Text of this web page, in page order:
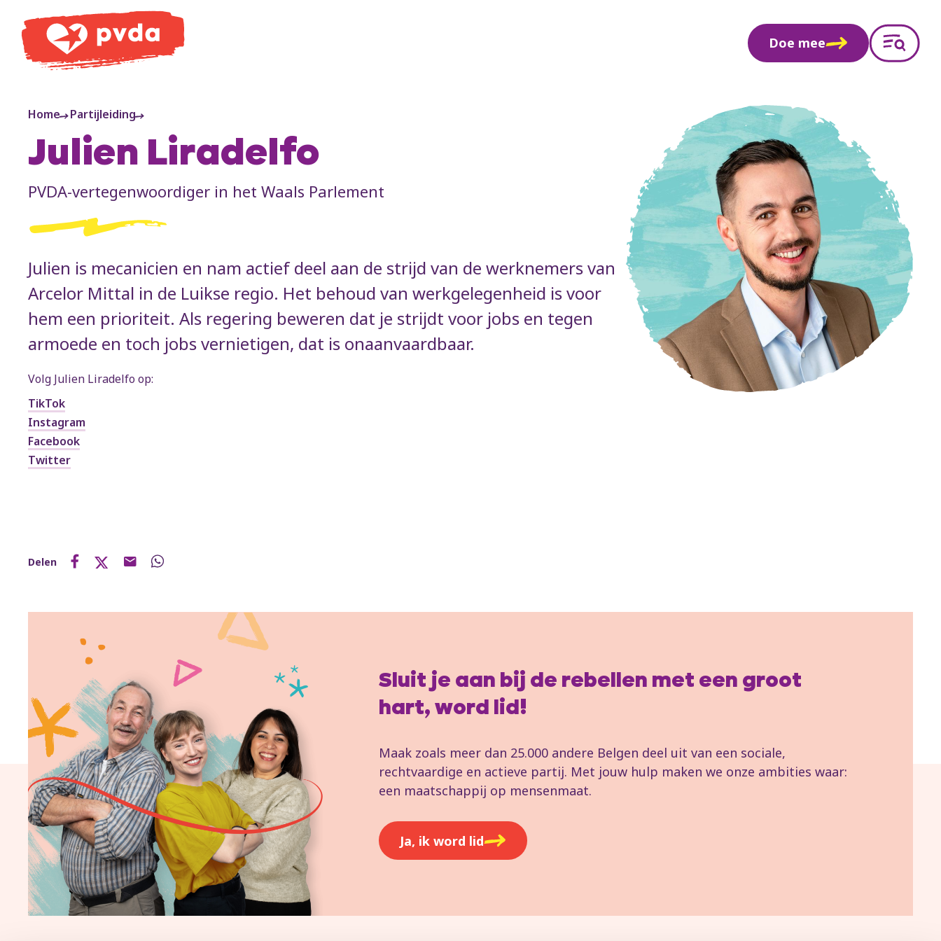
Doe mee
Home Partijleiding
Julien Liradelfo
PVDA-vertegenwoordiger in het Waals Parlement
Julien is mecanicien en nam actief deel aan de strijd van de werknemers van
Arcelor Mittal in de Luikse regio. Het behoud van werkgelegenheid is voor
hem een prioriteit. Als regering beweren dat je strijdt voor jobs en tegen
armoede en toch jobs vernietigen, dat is onaanvaardbaar.
Volg Julien Liradelfo op:
TikTok
Instagram
Facebook
Twitter
Delen
Sluit je aan bij de rebellen met een groot
hart, word lid!
Maak zoals meer dan 25.000 andere Belgen deel uit van een sociale,
rechtvaardige en actieve partij. Met jouw hulp maken we onze ambities waar:
een maatschappij op mensenmaat.
Ja, ik word lid